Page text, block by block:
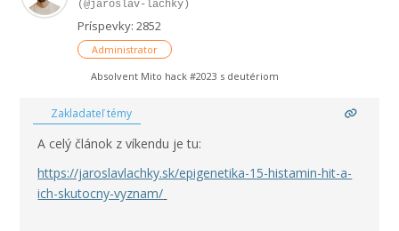
(@jaroslav-lachky)
Príspevky: 2852
Administrator
Absolvent Mito hack #2023 s deutériom
Zakladateľ témy
A celý článok z víkendu je tu:
https://jaroslavlachky.sk/epigenetika-15-histamin-hit-a-
ich-skutocny-vyznam/